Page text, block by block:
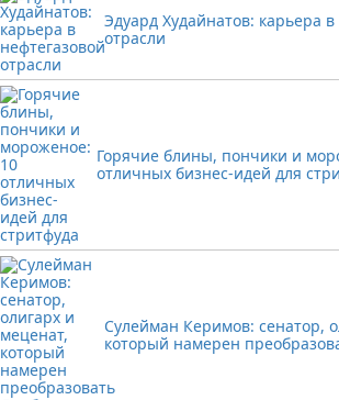
Эдуард Худайнатов: карьера в
отрасли
Горячие блины, пончики и
отличных бизнес-идей для
Сулейман Керимов: сенатор,
который намерен